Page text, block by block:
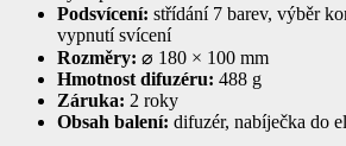
Podsvícení: střídání 7 barev, výběr
vypnutí svícení
Rozměry: ⌀ 180 × 100 mm
Hmotnost difuzéru: 488 g
Záruka: 2 roky
Obsah balení: difuzér, nabíječka do